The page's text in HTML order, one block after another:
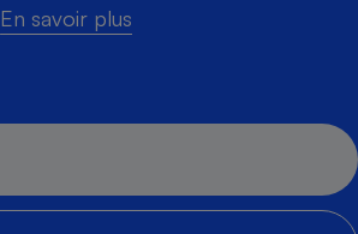
En savoir plus